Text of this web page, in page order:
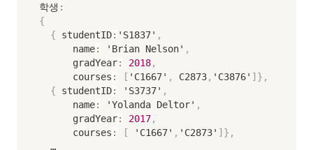
학생 :
{
{ studentID: 'S1837' ,
      name
: 'Brian Nelson' ,
      gradYear
: 2018,
      courses
: [ 'C1667' , C2873, 'C3876' ] } ,
{ studentID: 'S3737' ,
      name
: 'Yolanda Deltor' ,
      gradYear
: 2017,
      courses
: [ 'C1667' , 'C2873' ] } ,